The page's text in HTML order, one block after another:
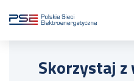
Skorzystaj